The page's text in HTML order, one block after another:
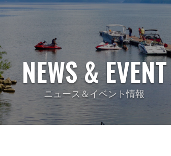
NEWS & EVENT
ニュース＆イベント情報